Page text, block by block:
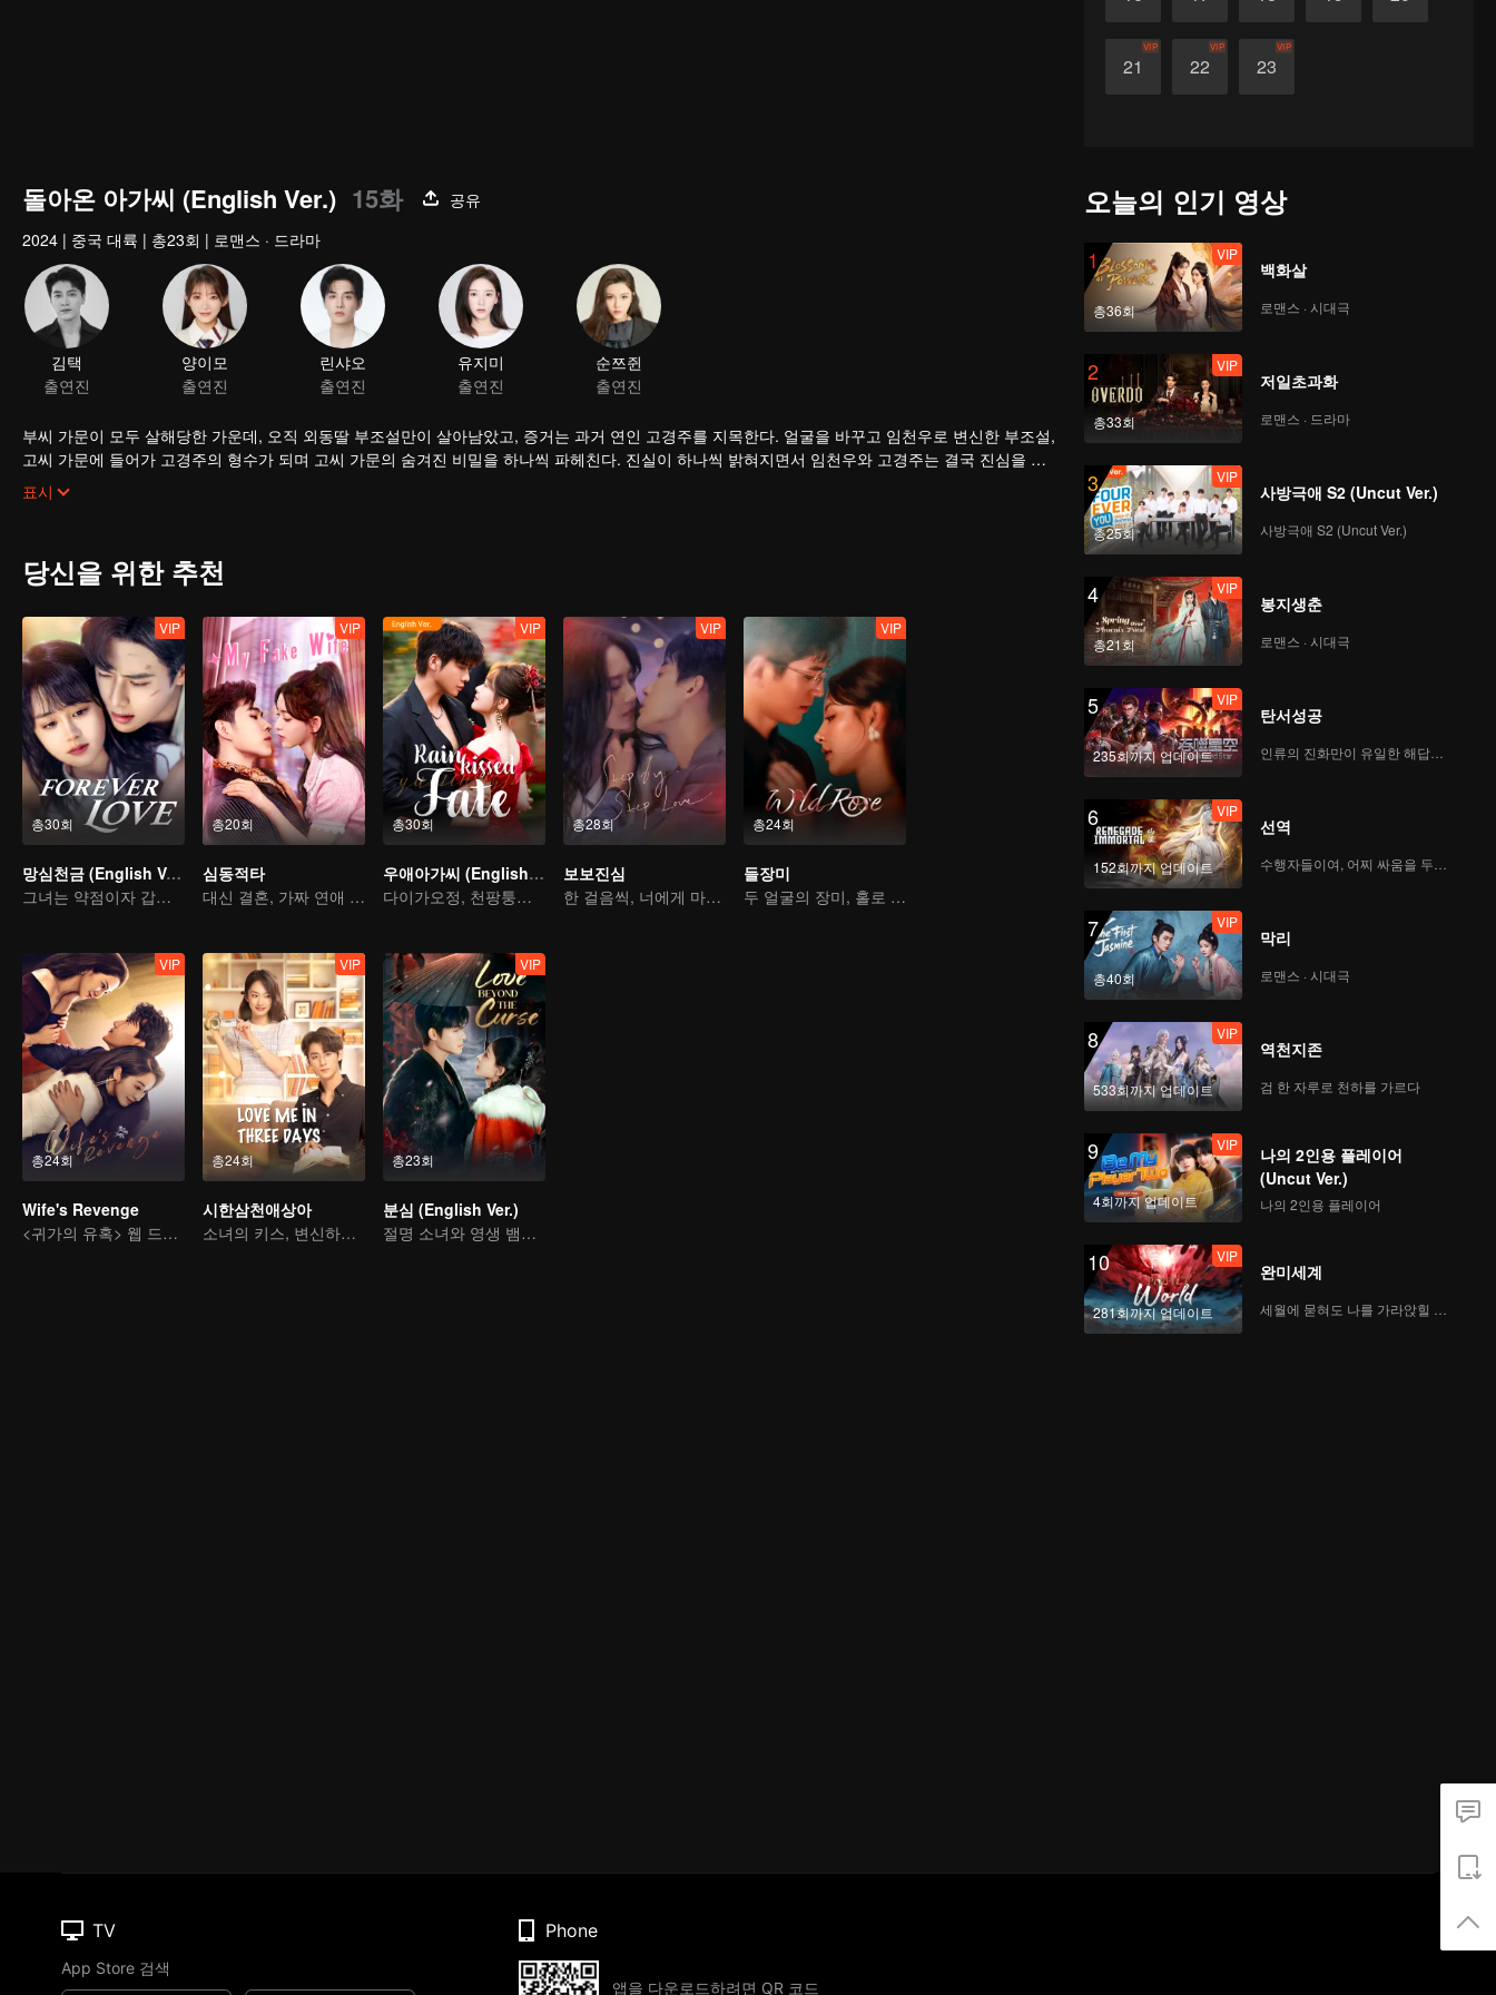
21
VIP
22
VIP
23
VIP
돌아온 아가씨 (English Ver.) 15화
공유
2024 | 중국 대륙 | 총23회 | 로맨스 · 드라마
김택
출연진
양이모
출연진
린샤오
출연진
유지미
출연진
순쯔쥔
출연진
부씨 가문이 모두 살해당한 가운데, 오직 외동딸 부조설만이 살아남았고, 증거는 과거 연인 고경주를 지목한다. 얼굴을 바꾸고 임천우로 변신한 부조설,
고씨 가문에 들어가 고경주의 형수가 되며 고씨 가문의 숨겨진 비밀을 하나씩 파헤친다. 진실이 하나씩 밝혀지면서 임천우와 고경주는 결국 진심을 감
출 수 없게 되고, 결국 다시 사랑이 싹트기 시작한다. 가족의 원수와 애증은 진실이 드러나는 순간 열정적으로 꽃을 피우는데...
표시
당신을 위한 추천
총30회
VIP
망심천금 (English Ver.)
그녀는 약점이자 갑옷이다
총20회
VIP
심동적타
대신 결혼, 가짜 연애 진짜 사랑
총30회
VIP
우애아가씨 (English Ver.)
다이가오정, 천팡퉁의 세 번째 작품
총28회
VIP
보보진심
한 걸음씩, 너에게 마음을 기울여
총24회
VIP
들장미
두 얼굴의 장미, 홀로 게임판에 뛰어들다
총24회
VIP
Wife's Revenge
<귀가의 유혹> 웹 드라마 판
총24회
VIP
시한삼천애상아
소녀의 키스, 변신하는 CEO를 구하다
총23회
VIP
분심 (English Ver.)
절명 소녀와 영생 뱀파이어의 지지고 볶는 이야기
오늘의 인기 영상
1
총36회
VIP
백화살
로맨스 · 시대극
2
총33회
VIP
저일초과화
로맨스 · 드라마
3
총25회
VIP
사방극애 S2 (Uncut Ver.)
사방극애 S2 (Uncut Ver.)
4
총21회
VIP
봉지생춘
로맨스 · 시대극
5
235회까지 업데이트
VIP
탄서성공
인류의 진화만이 유일한 해답이다
6
152회까지 업데이트
VIP
선역
7
총40회
VIP
막리
로맨스 · 시대극
8
533회까지 업데이트
VIP
역천지존
검 한 자루로 천하를 가르다
9
4회까지 업데이트
VIP
나의 2인용 플레이어
(Uncut Ver.)
나의 2인용 플레이어
10
281회까지 업데이트
VIP
완미세계
TV
App Store 검색
Phone
앱을 다운로드하려면 QR 코드